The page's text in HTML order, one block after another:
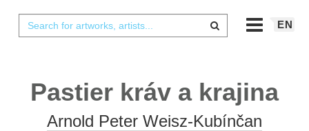
EN
Pastier kráv a krajina
Arnold Peter Weisz-Kubínčan